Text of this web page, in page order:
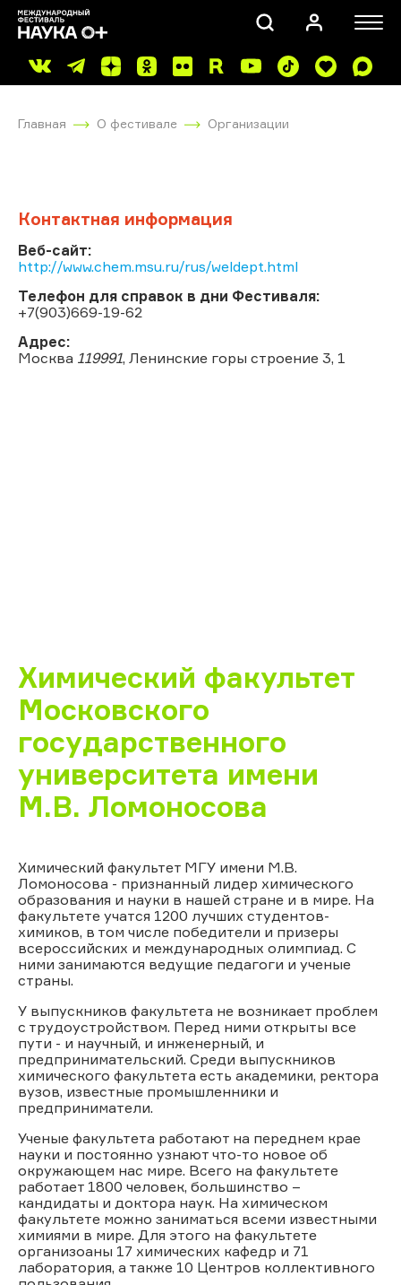
Главная О фестивале Организации
Контактная информация
Веб-сайт:
http://www.chem.msu.ru/rus/weldept.html
Телефон для справок в дни Фестиваля:
+7(903)669-19-62
Адрес:
Москва 119991, Ленинские горы строение 3, 1
Химический факультет
Московского
государственного
университета имени
М.В. Ломоносова
Химический факультет МГУ имени М.В.
Ломоносова - признанный лидер химического
образования и науки в нашей стране и в мире. На
факультете учатся 1200 лучших студентов-
химиков, в том числе победители и призеры
всероссийских и международных олимпиад. С
ними занимаются ведущие педагоги и ученые
страны.
У выпускников факультета не возникает проблем
с трудоустройством. Перед ними открыты все
пути - и научный, и инженерный, и
предпринимательский. Среди выпускников
химического факультета есть академики, ректора
вузов, известные промышленники и
предприниматели.
Ученые факультета работают на переднем крае
науки и постоянно узнают что-то новое об
окружающем нас мире. Всего на факультете
работает 1800 человек, большинство –
кандидаты и доктора наук. На химическом
факультете можно заниматься всеми известными
химиями в мире. Для этого на факультете
организоаны 17 химических кафедр и 71
лаборатория, а также 10 Центров коллективного